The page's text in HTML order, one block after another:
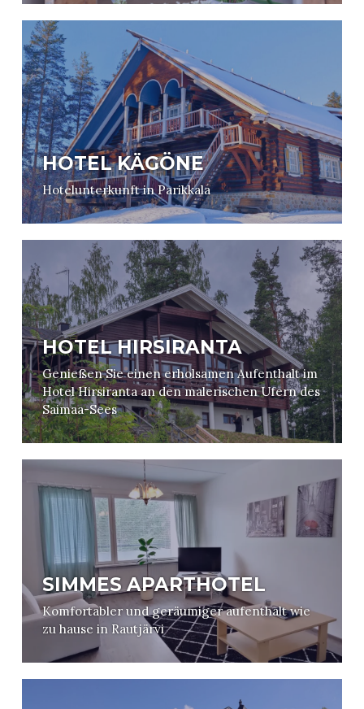
HOTEL KÄGÖNE
Hotelunterkunft in Parikkala
HOTEL HIRSIRANTA
Genießen Sie einen erholsamen Aufenthalt im
Hotel Hirsiranta an den malerischen Ufern des
Saimaa-Sees
SIMMES APARTHOTEL
Komfortabler und geräumiger aufenthalt wie
zu hause in Rautjärvi